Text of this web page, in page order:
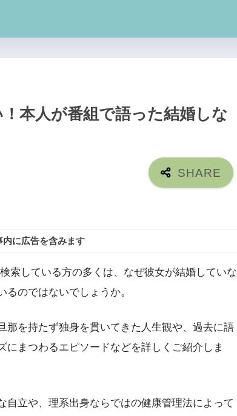
本人が番組で語った結婚しな
内に広告を含みます
索している方の多くは、なぜ彼女が結婚していな
のではないでしょうか。
那を持たず独身を貫いてきた人生観や、過去に語
にまつわるエピソードなどを詳しくご紹介しま
自立や、理系出身ならではの健康管理法によって